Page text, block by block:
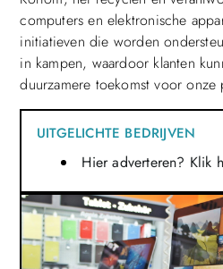
computers en elektronische
initiatieven die worden
in kampen, waardoor klanten
duurzamere toekomst voor onze
UITGELICHTE BEDRIJVEN
Hier adverteren? Klik